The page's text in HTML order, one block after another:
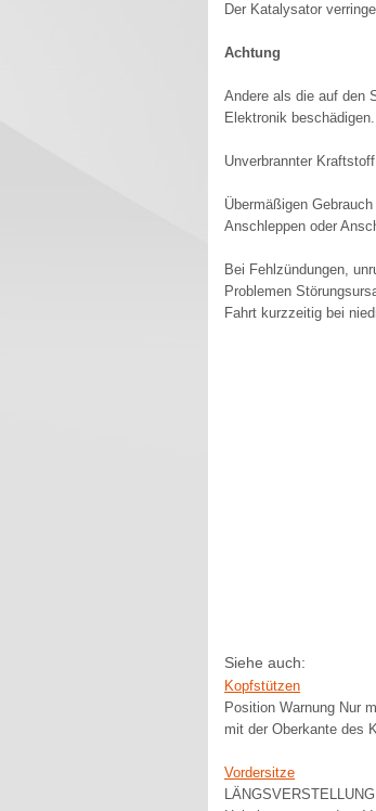
Der Katalysator
Achtung
Andere als die auf den
Elektronik beschädigen.
Unverbrannter
Übermäßigen
Anschleppen oder
Bei Fehlzündungen,
Problemen
Fahrt kurzzeitig bei
Siehe auch:
Kopfstützen
Position Warnung Nur
mit der Oberkante des
Vordersitze